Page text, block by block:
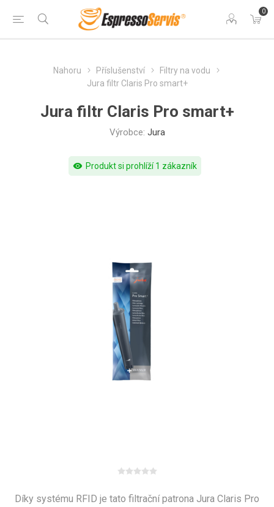
0
Nahoru Příslušenství
Filtry na vodu
Jura filtr Claris Pro smart+
Jura filtr Claris Pro smart+
Výrobce: Jura
visibility Produkt si prohlíží 1 zákazník
Díky systému RFID je tato filtrační patrona Jura Claris Pro